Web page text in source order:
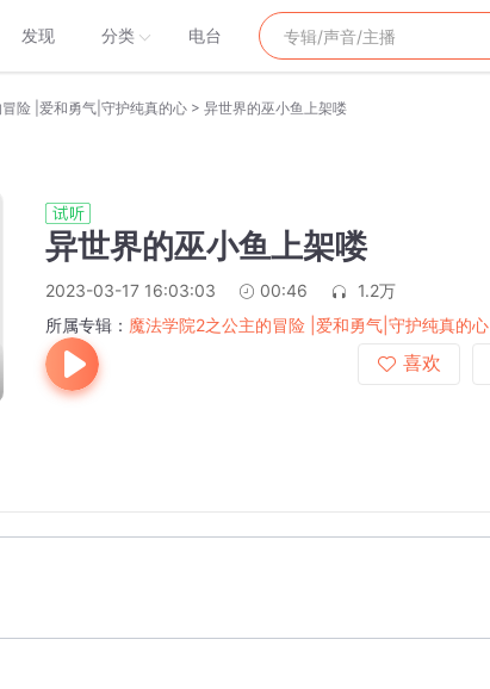
发现 分类 电台
险 |爱和勇气|守护纯真的心 > 异世界的巫小鱼上架喽
异世界的巫小鱼上架喽
2023-03-17 16:03:03 00:46
1.2万
所属专辑： 魔法学院2之公主的冒险 |爱和勇气|守护纯真的心
喜欢